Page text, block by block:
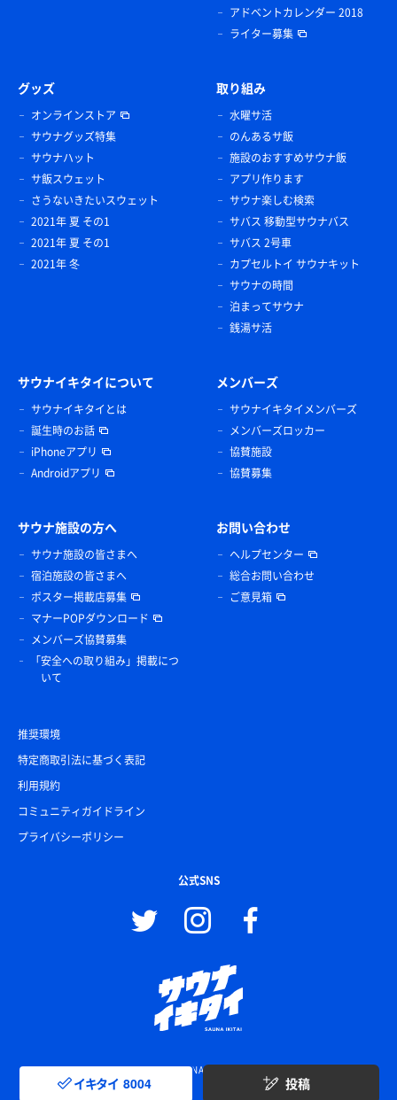
イキタイ 8004 投稿
アドベントカレンダー 2018
ライター募集
グッズ
オンラインストア
サウナグッズ特集
サウナハット
サ飯スウェット
さうないきたいスウェット
2021年 夏 その1
2021年 夏 その1
2021年 冬
取り組み
水曜サ活
のんあるサ飯
施設のおすすめサウナ飯
アプリ作ります
サウナ楽しむ検索
サバス 移動型サウナバス
サバス 2号車
カプセルトイ サウナキット
サウナの時間
泊まってサウナ
銭湯サ活
サウナイキタイについて
サウナイキタイとは
誕生時のお話
iPhoneアプリ
Androidアプリ
メンバーズ
サウナイキタイメンバーズ
メンバーズロッカー
協賛施設
協賛募集
サウナ施設の方へ
サウナ施設の皆さまへ
宿泊施設の皆さまへ
ポスター掲載店募集
マナーPOPダウンロード
メンバーズ協賛募集
「安全への取り組み」掲載につ
いて
お問い合わせ
ヘルプセンター
総合お問い合わせ
ご意見箱
推奨環境
特定商取引法に基づく表記
利用規約
コミュニティガイドライン
プライバシーポリシー
公式SNS
© SAUNA IKITAI